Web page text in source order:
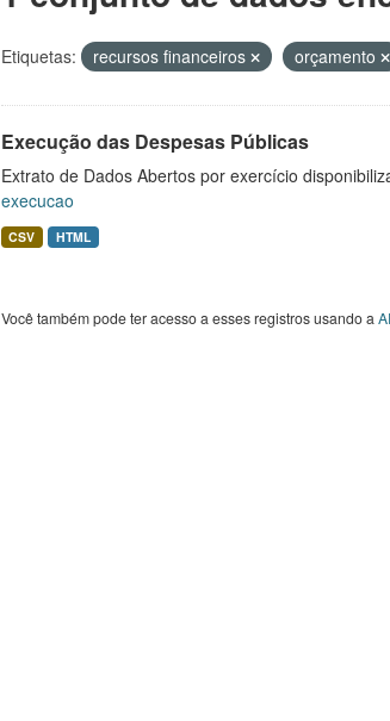
Etiquetas: recursos financeiros orçamento
Execução das Despesas Públicas
Extrato de Dados Abertos por exercício
execucao
CSV HTML
Você também pode ter acesso a esses registros usando a